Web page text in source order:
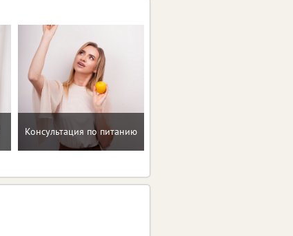
Консультация по питанию